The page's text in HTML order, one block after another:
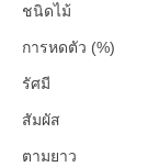
ชนิดไม้
การหดตัว (%)
รัศมี
สัมผัส
ตามยาว